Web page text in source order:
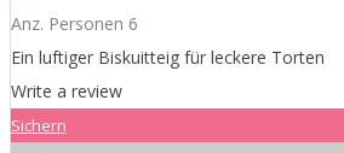
Anz. Personen 6
Ein luftiger Biskuitteig für leckere Torten
Write a review
Sichern